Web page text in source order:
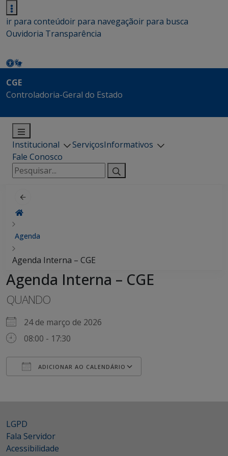
ir para conteúdoir para navegaçãoir para busca
Ouvidoria Transparência
CGE
Controladoria-Geral do Estado
Institucional ServiçosInformativos
Fale Conosco
Pesquisar
por:
Agenda
Agenda Interna – CGE
Agenda Interna – CGE
QUANDO
24 de março de 2026
08:00 - 17:30
ADICIONAR AO CALENDÁRIO
LGPD
Fala Servidor
Acessibilidade